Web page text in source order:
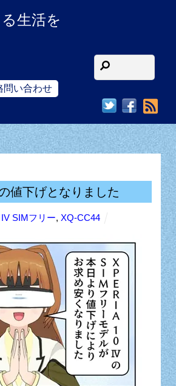
生活を
問い合わせ
値下げとなりました
SIMフリー,XQ-CC44